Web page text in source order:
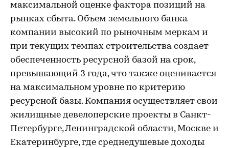
максимальной оценке фактора позиций на
рынках сбыта. Объем земельного банка
компании высокий по рыночным меркам и
при текущих темпах строительства создает
обеспеченность ресурсной базой на срок,
превышающий 3 года, что также оценивается
на максимальном уровне по критерию
ресурсной базы. Компания осуществляет свои
жилищные девелоперские проекты в Санкт-
Петербурге, Ленинградской области, Москве и
Екатеринбурге, где среднедушевые доходы